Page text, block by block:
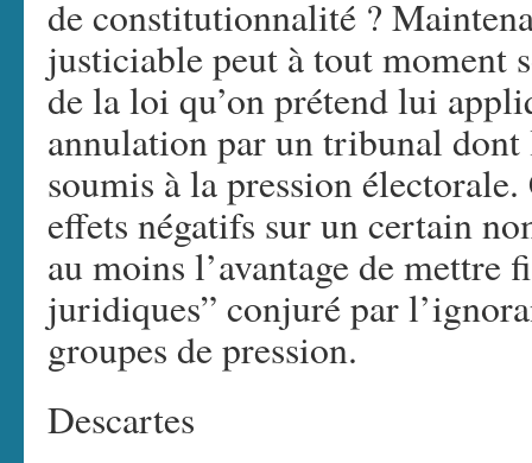
de constitutionnalité ?
justiciable peut à tout moment
de la loi qu’on prétend lui
annulation par un tribunal dont
soumis à la pression
effets négatifs sur un certain
au moins l’avantage de mettre
juridiques” conjuré par
groupes de pression.
Descartes